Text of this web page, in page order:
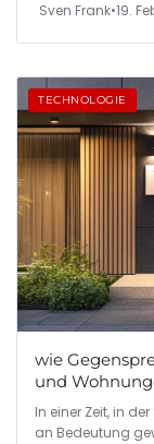
Sven Frank•19.
TECHNOLOGIE
wie
und
In einer Zeit, in
an Bedeutung